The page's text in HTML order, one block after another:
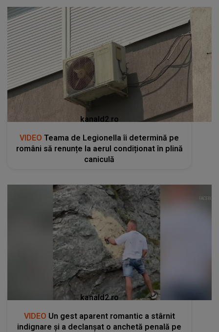
kanald2.ro
VIDEO Teama de Legionella îi determină pe
români să renunțe la aerul condiționat în plină
caniculă
kanald2.ro
VIDEO Un gest aparent romantic a stârnit
indignare și a declanșat o anchetă penală pe